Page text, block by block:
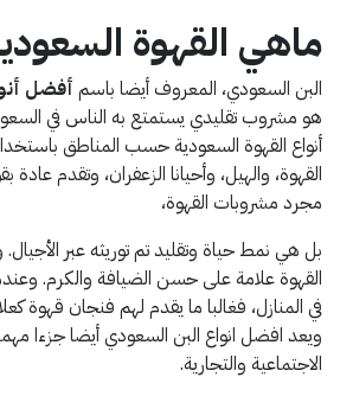
ماهي القهوة
البن السعودي، المعروف أيضا باسم أفضل
هو مشروب تقليدي يستمتع به الناس في
أنواع القهوة السعودية حسب المناطق
القهوة، والهيل، وأحيانا الزعفران، وتقدم
مجرد مشروبات القهوة،
بل هي نمط حياة وتقليد تم توريثه عبر
القهوة علامة على حسن الضيافة والكرم.
في المنازل، فغالبا ما يقدم لهم فنجان قهوة
ويعد افضل انواع البن السعوديأيضا جزءا
الاجتماعية والتجارية.